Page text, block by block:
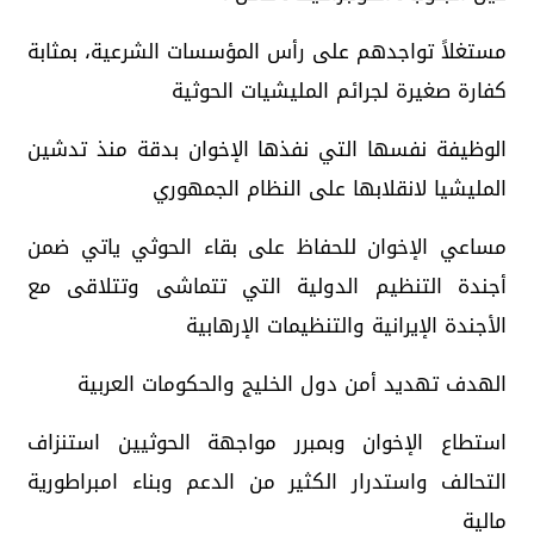
مستغلاً تواجدهم على رأس المؤسسات الشرعية، بمثابة
كفارة صغيرة لجرائم المليشيات الحوثية
الوظيفة نفسها التي نفذها الإخوان بدقة منذ تدشين
المليشيا لانقلابها على النظام الجمهوري
مساعي الإخوان للحفاظ على بقاء الحوثي ياتي ضمن
أجندة التنظيم الدولية التي تتماشى وتتلاقى مع
الأجندة الإيرانية والتنظيمات الإرهابية
الهدف تهديد أمن دول الخليج والحكومات العربية
استطاع الإخوان وبمبرر مواجهة الحوثيين استنزاف
التحالف واستدرار الكثير من الدعم وبناء امبراطورية
مالية